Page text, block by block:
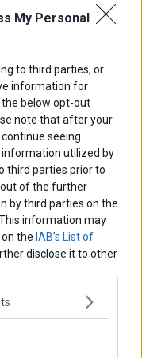
My Personal
to third parties, or
information for
below opt-out
note that after your
seeing
utilized by
third parties prior to
of the further
by third parties on the
information may
the IAB’s List of
disclose it to other
ΕΠΟΜΕΝΟ ΑΡΘΡΟ
Ανησυχία στις αγορές
πετρελαίου από την
σε Αίγυπτο, Ιράν,
Ιράκ, Λιβύη